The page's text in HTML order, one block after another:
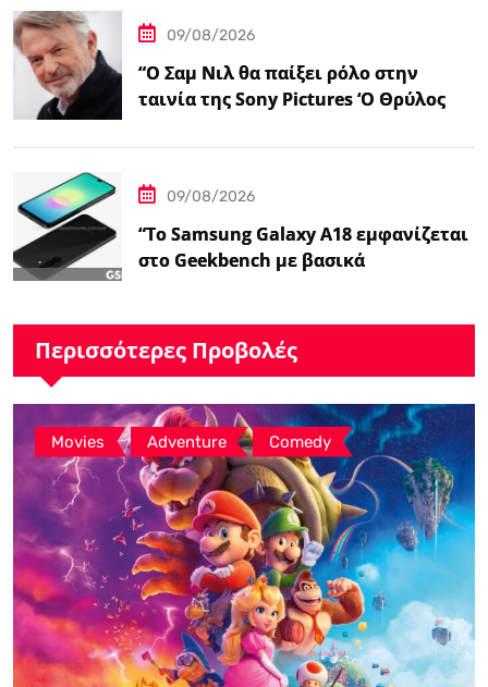
09/08/2026
“Ο Σαμ Νιλ θα παίξει ρόλο στην
ταινία της Sony Pictures ‘Ο Θρύλος
09/08/2026
“Το Samsung Galaxy A18 εμφανίζεται
στο Geekbench με βασικά
Περισσότερες Προβολές
Movies , Adventure , Comedy